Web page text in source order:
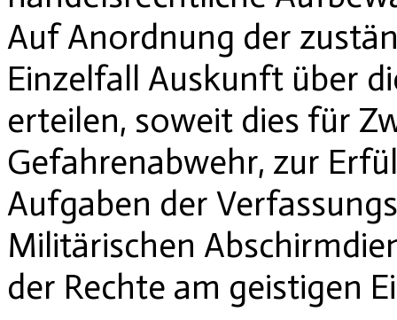
Auf Anordnung der
Einzelfall Auskunft über
erteilen, soweit dies für
Gefahrenabwehr, zur
Aufgaben der
Militärischen
der Rechte am geistigen